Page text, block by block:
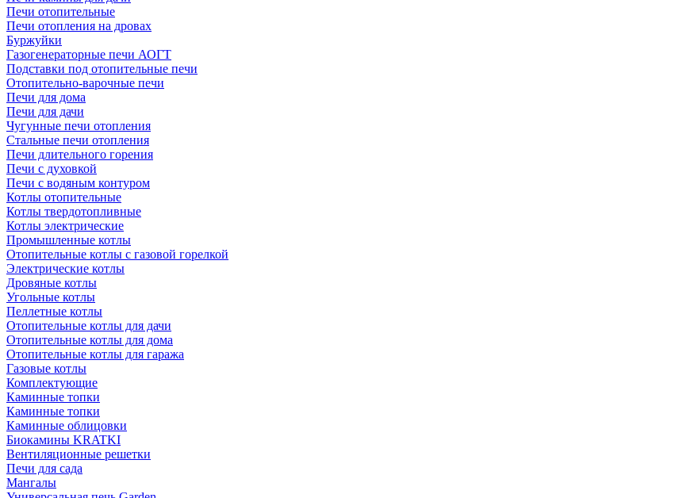
Печи отопительные
Печи отопления на дровах
Буржуйки
Газогенераторные печи АОГТ
Подставки под отопительные печи
Отопительно-варочные печи
Печи для дома
Печи для дачи
Чугунные печи отопления
Стальные печи отопления
Печи длительного горения
Печи с духовкой
Печи с водяным контуром
Котлы отопительные
Котлы твердотопливные
Котлы электрические
Промышленные котлы
Отопительные котлы с газовой горелкой
Электрические котлы
Дровяные котлы
Угольные котлы
Пеллетные котлы
Отопительные котлы для дачи
Отопительные котлы для дома
Отопительные котлы для гаража
Газовые котлы
Комплектующие
Каминные топки
Каминные топки
Каминные облицовки
Биокамины KRATKI
Вентиляционные решетки
Печи для сада
Мангалы